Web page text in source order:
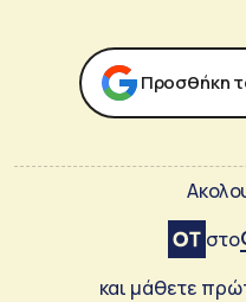
Προσθήκη
στο
και μάθετε